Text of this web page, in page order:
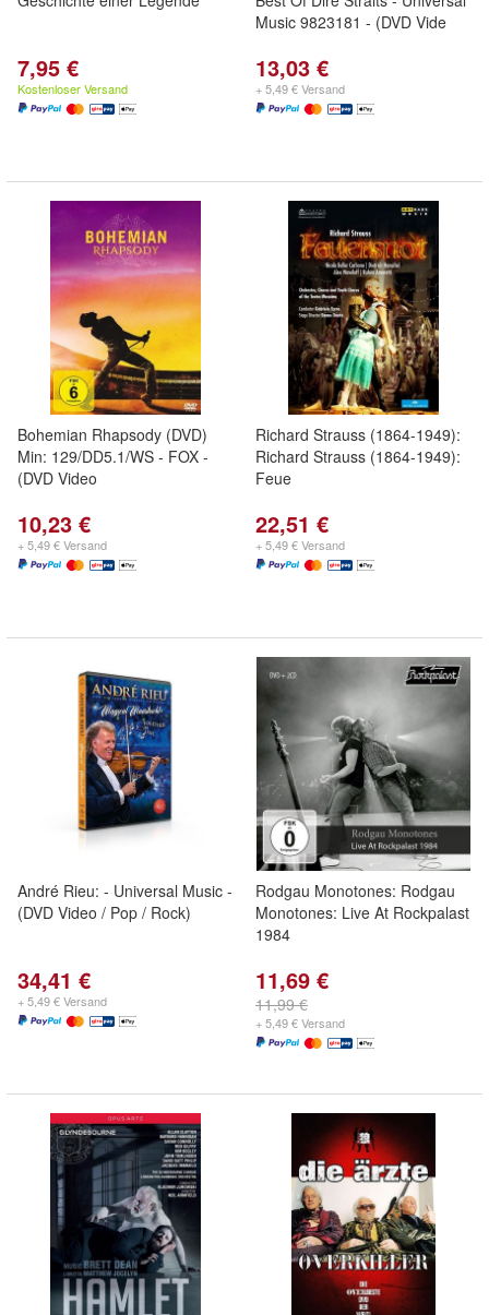
7,95 €
Kostenloser Versand
Music 9823181 - (DVD Vide
13,03 €
+ 5,49 € Versand
Bohemian Rhapsody (DVD)
Min: 129/DD5.1/WS - FOX -
(DVD Video
10,23 €
+ 5,49 € Versand
Richard Strauss (1864-1949):
Richard Strauss (1864-1949):
Feue
22,51 €
+ 5,49 € Versand
André Rieu: - Universal Music -
(DVD Video / Pop / Rock)
34,41 €
+ 5,49 € Versand
Rodgau Monotones: Rodgau
Monotones: Live At Rockpalast
1984
11,69 €
11,99 €
+ 5,49 € Versand